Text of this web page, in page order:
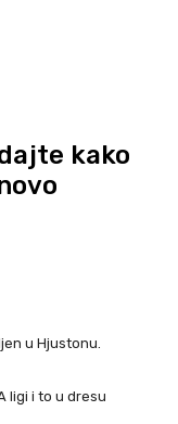
kako
u Hjustonu.
ligi i to u dresu